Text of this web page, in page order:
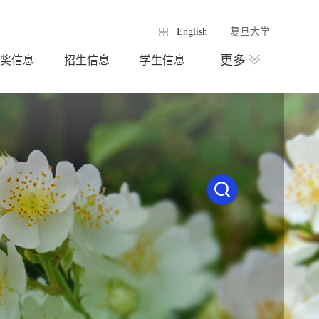
English 复旦大学
信息 招生信息 学生信息 更多